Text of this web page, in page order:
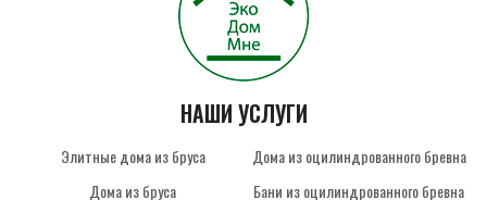
НАШИ УСЛУГИ
Элитные дома из бруса
Дома из бруса
Дома из оцилиндрованного бревна
Бани из оцилиндрованного бревна